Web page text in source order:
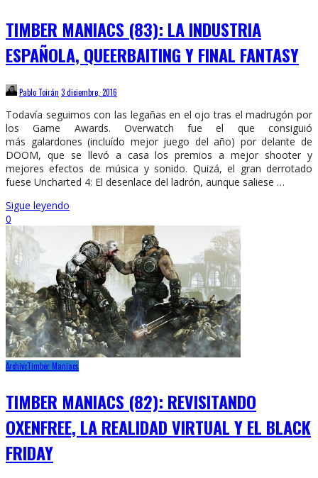
TIMBER MANIACS (83): LA INDUSTRIA
ESPAÑOLA, QUEERBAITING Y FINAL FANTASY
Pablo Toirán 3 diciembre, 2016
Todavía seguimos con las legañas en el ojo tras el madrugón por
los Game Awards. Overwatch fue el que consiguió
más galardones (incluído mejor juego del año) por delante de
DOOM, que se llevó a casa los premios a mejor shooter y
mejores efectos de música y sonido. Quizá, el gran derrotado
fuese Uncharted 4: El desenlace del ladrón, aunque saliese …
Sigue leyendo
0
ArchivoTimber Maniacs
TIMBER MANIACS (82): REVISITANDO
OXENFREE, LA REALIDAD VIRTUAL Y EL BLACK
FRIDAY